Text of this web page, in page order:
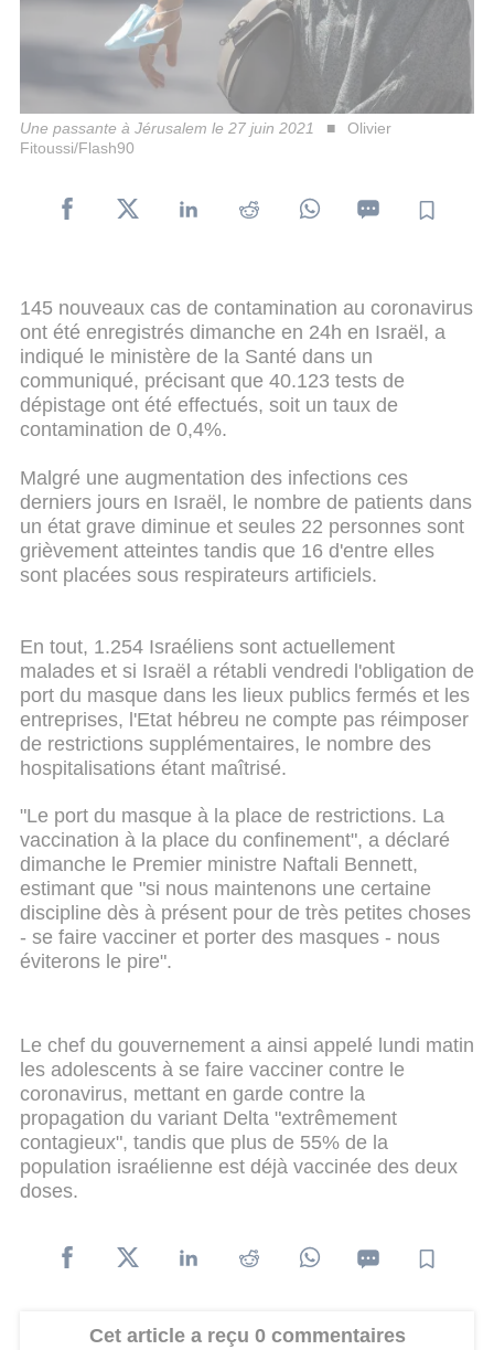
Une passante à Jérusalem le 27 juin 2021
Olivier
Fitoussi/Flash90
145 nouveaux cas de contamination au coronavirus
ont été enregistrés dimanche en 24h en Israël, a
indiqué le ministère de la Santé dans un
communiqué, précisant que 40.123 tests de
dépistage ont été effectués, soit un taux de
contamination de 0,4%.
Malgré une augmentation des infections ces
derniers jours en Israël, le nombre de patients dans
un état grave diminue et seules 22 personnes sont
grièvement atteintes tandis que 16 d'entre elles
sont placées sous respirateurs artificiels.
En tout, 1.254 Israéliens sont actuellement
malades et si Israël a rétabli vendredi l'obligation de
port du masque dans les lieux publics fermés et les
entreprises, l'Etat hébreu ne compte pas réimposer
de restrictions supplémentaires, le nombre des
hospitalisations étant maîtrisé.
"Le port du masque à la place de restrictions. La
vaccination à la place du confinement", a déclaré
dimanche le Premier ministre Naftali Bennett,
estimant que "si nous maintenons une certaine
discipline dès à présent pour de très petites choses
- se faire vacciner et porter des masques - nous
éviterons le pire".
Le chef du gouvernement a ainsi appelé lundi matin
les adolescents à se faire vacciner contre le
coronavirus, mettant en garde contre la
propagation du variant Delta "extrêmement
contagieux", tandis que plus de 55% de la
population israélienne est déjà vaccinée des deux
doses.
Cet article a reçu 0 commentaires